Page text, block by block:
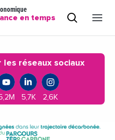
en temps
les réseaux sociaux
5,7K 2,6K